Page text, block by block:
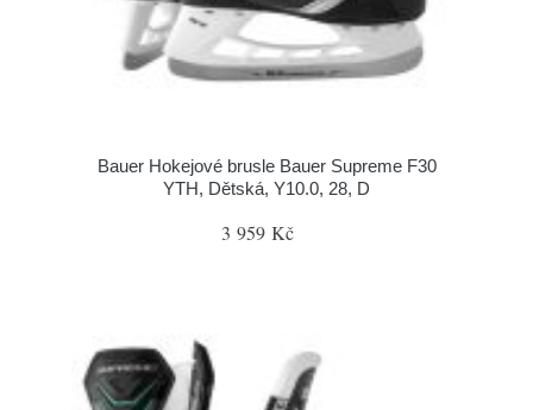
Bauer Hokejové brusle Bauer Supreme F30
YTH, Dětská, Y10.0, 28, D
3 959 Kč